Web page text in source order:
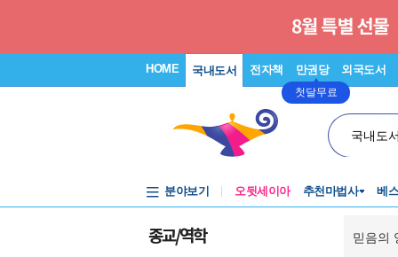
HOME 국내도서 전자책 만권당
첫달무료
외국도서
국내도
분야보기 오뒷세이아 추천마법사 베
종교/역학 믿음의